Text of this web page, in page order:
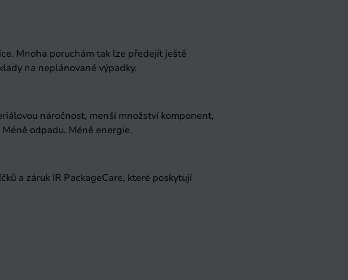
Mnoha poruchám tak lze předejít ještě
na neplánované výpadky.
náročnost, menší množství komponent,
odpadu. Méně energie.
a záruk IR PackageCare, které poskytují